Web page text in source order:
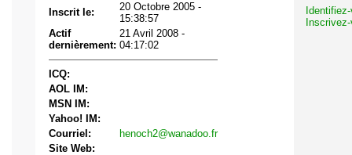
Inscrit le:
20 Octobre 2005 -
15:38:57
Actif
dernièrement:
21 Avril 2008 -
04:17:02
ICQ:
AOL IM:
MSN IM:
Yahoo! IM:
Courriel:
henoch2@wanadoo.fr
Site Web: